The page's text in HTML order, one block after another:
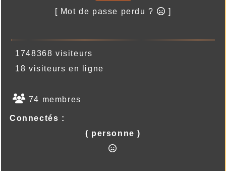
[ Mot de passe perdu ? ]
1748368 visiteurs
18 visiteurs en ligne
74 membres
Connectés :
( personne )